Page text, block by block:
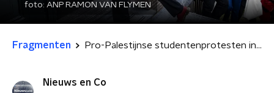
foto: ANP RAMON VAN FLYMEN
Fragmenten Pro-Palestijnse studentenprotesten in Amsterdam en Utrecht
Nieuws en Co